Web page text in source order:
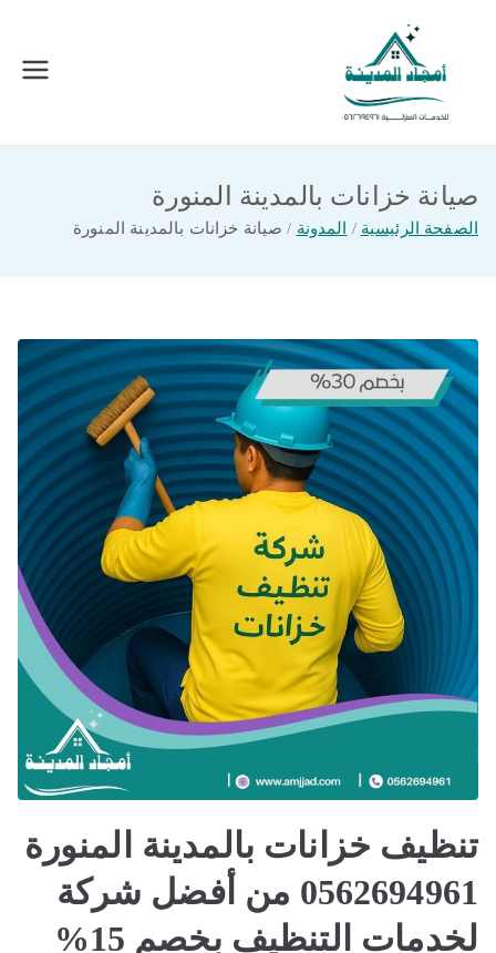
المحتوى
امجاد المدينة للخدمات المنزلية
صيانة خزانات بالمدينة المنورة
الصفحة الرئيسية المدونة صيانة خزانات بالمدينة المنورة
تنظيف خزانات بالمدينة المنورة
0562694961 من أفضل شركة
لخدمات التنظيف بخصم 15%